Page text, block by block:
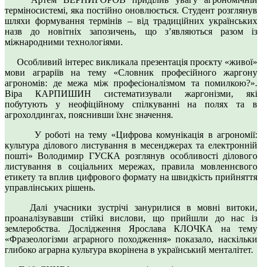
терміносистемі, яка постійно оновлюється. Студент розглянув
шляхи формування термінів – від традиційних українських
назв до новітніх запозичень, що з’являються разом із
міжнародними технологіями.
Особливий інтерес викликала презентація проєкту «живої»
мови аграріїв на тему «Словник професійного жаргону
агрономів: де межа між професіоналізмом та помилкою?».
Віра КАРПИШИН систематизували жаргонізми, які
побутують у неофіційному спілкуванні на полях та в
агрохолдингах, пояснивши їхнє значення.
У роботі на тему «Цифрова комунікація в агрономії:
культура ділового листування в месенджерах та електронній
пошті» Володимир ГУСКА розглянув особливості ділового
листування в соціальних мережах, правила мовленнєвого
етикету та вплив цифрового формату на швидкість прийняття
управлінських рішень.
Далі учасники зустрічі занурилися в мовні витоки,
проаналізувавши стійкі вислови, що прийшли до нас із
землеробства. Дослідження Ярослава КЛОЧКА на тему
«Фразеологізми аграрного походження» показало, наскільки
глибоко аграрна культура вкорінена в український менталітет.